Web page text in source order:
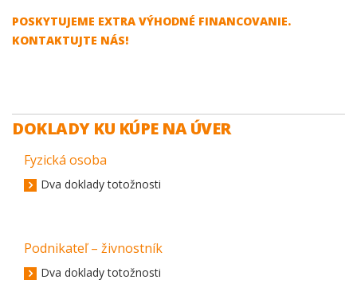
POSKYTUJEME EXTRA VÝHODNÉ FINANCOVANIE.
KONTAKTUJTE NÁS!
DOKLADY KU KÚPE NA ÚVER
Fyzická osoba
Dva doklady totožnosti
Podnikateľ – živnostník
Dva doklady totožnosti